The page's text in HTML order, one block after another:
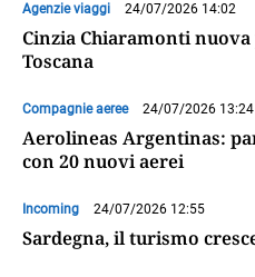
Agenzie viaggi 24/07/2026 14:02
Cinzia Chiaramonti
Toscana
Compagnie aeree 24/07/2026 13:24
Aerolineas Argentinas:
con 20 nuovi aerei
Incoming 24/07/2026 12:55
Sardegna, il turismo